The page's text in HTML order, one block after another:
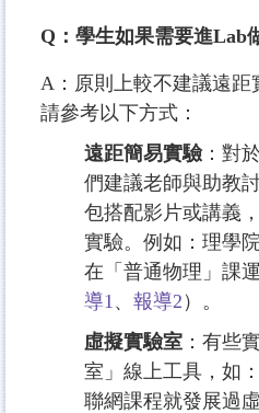
Q：學生如果需要進Lab
A：原則上較不建議遠距
請參考以下方式：
遠距簡易實驗：對
們建議老師與助教
包搭配影片或講義
實驗。例如：理學
在「普通物理」課
導1 、 報導2 ）。
虛擬實驗室 ：有些
室」線上工具，如
聯網課程就發展過